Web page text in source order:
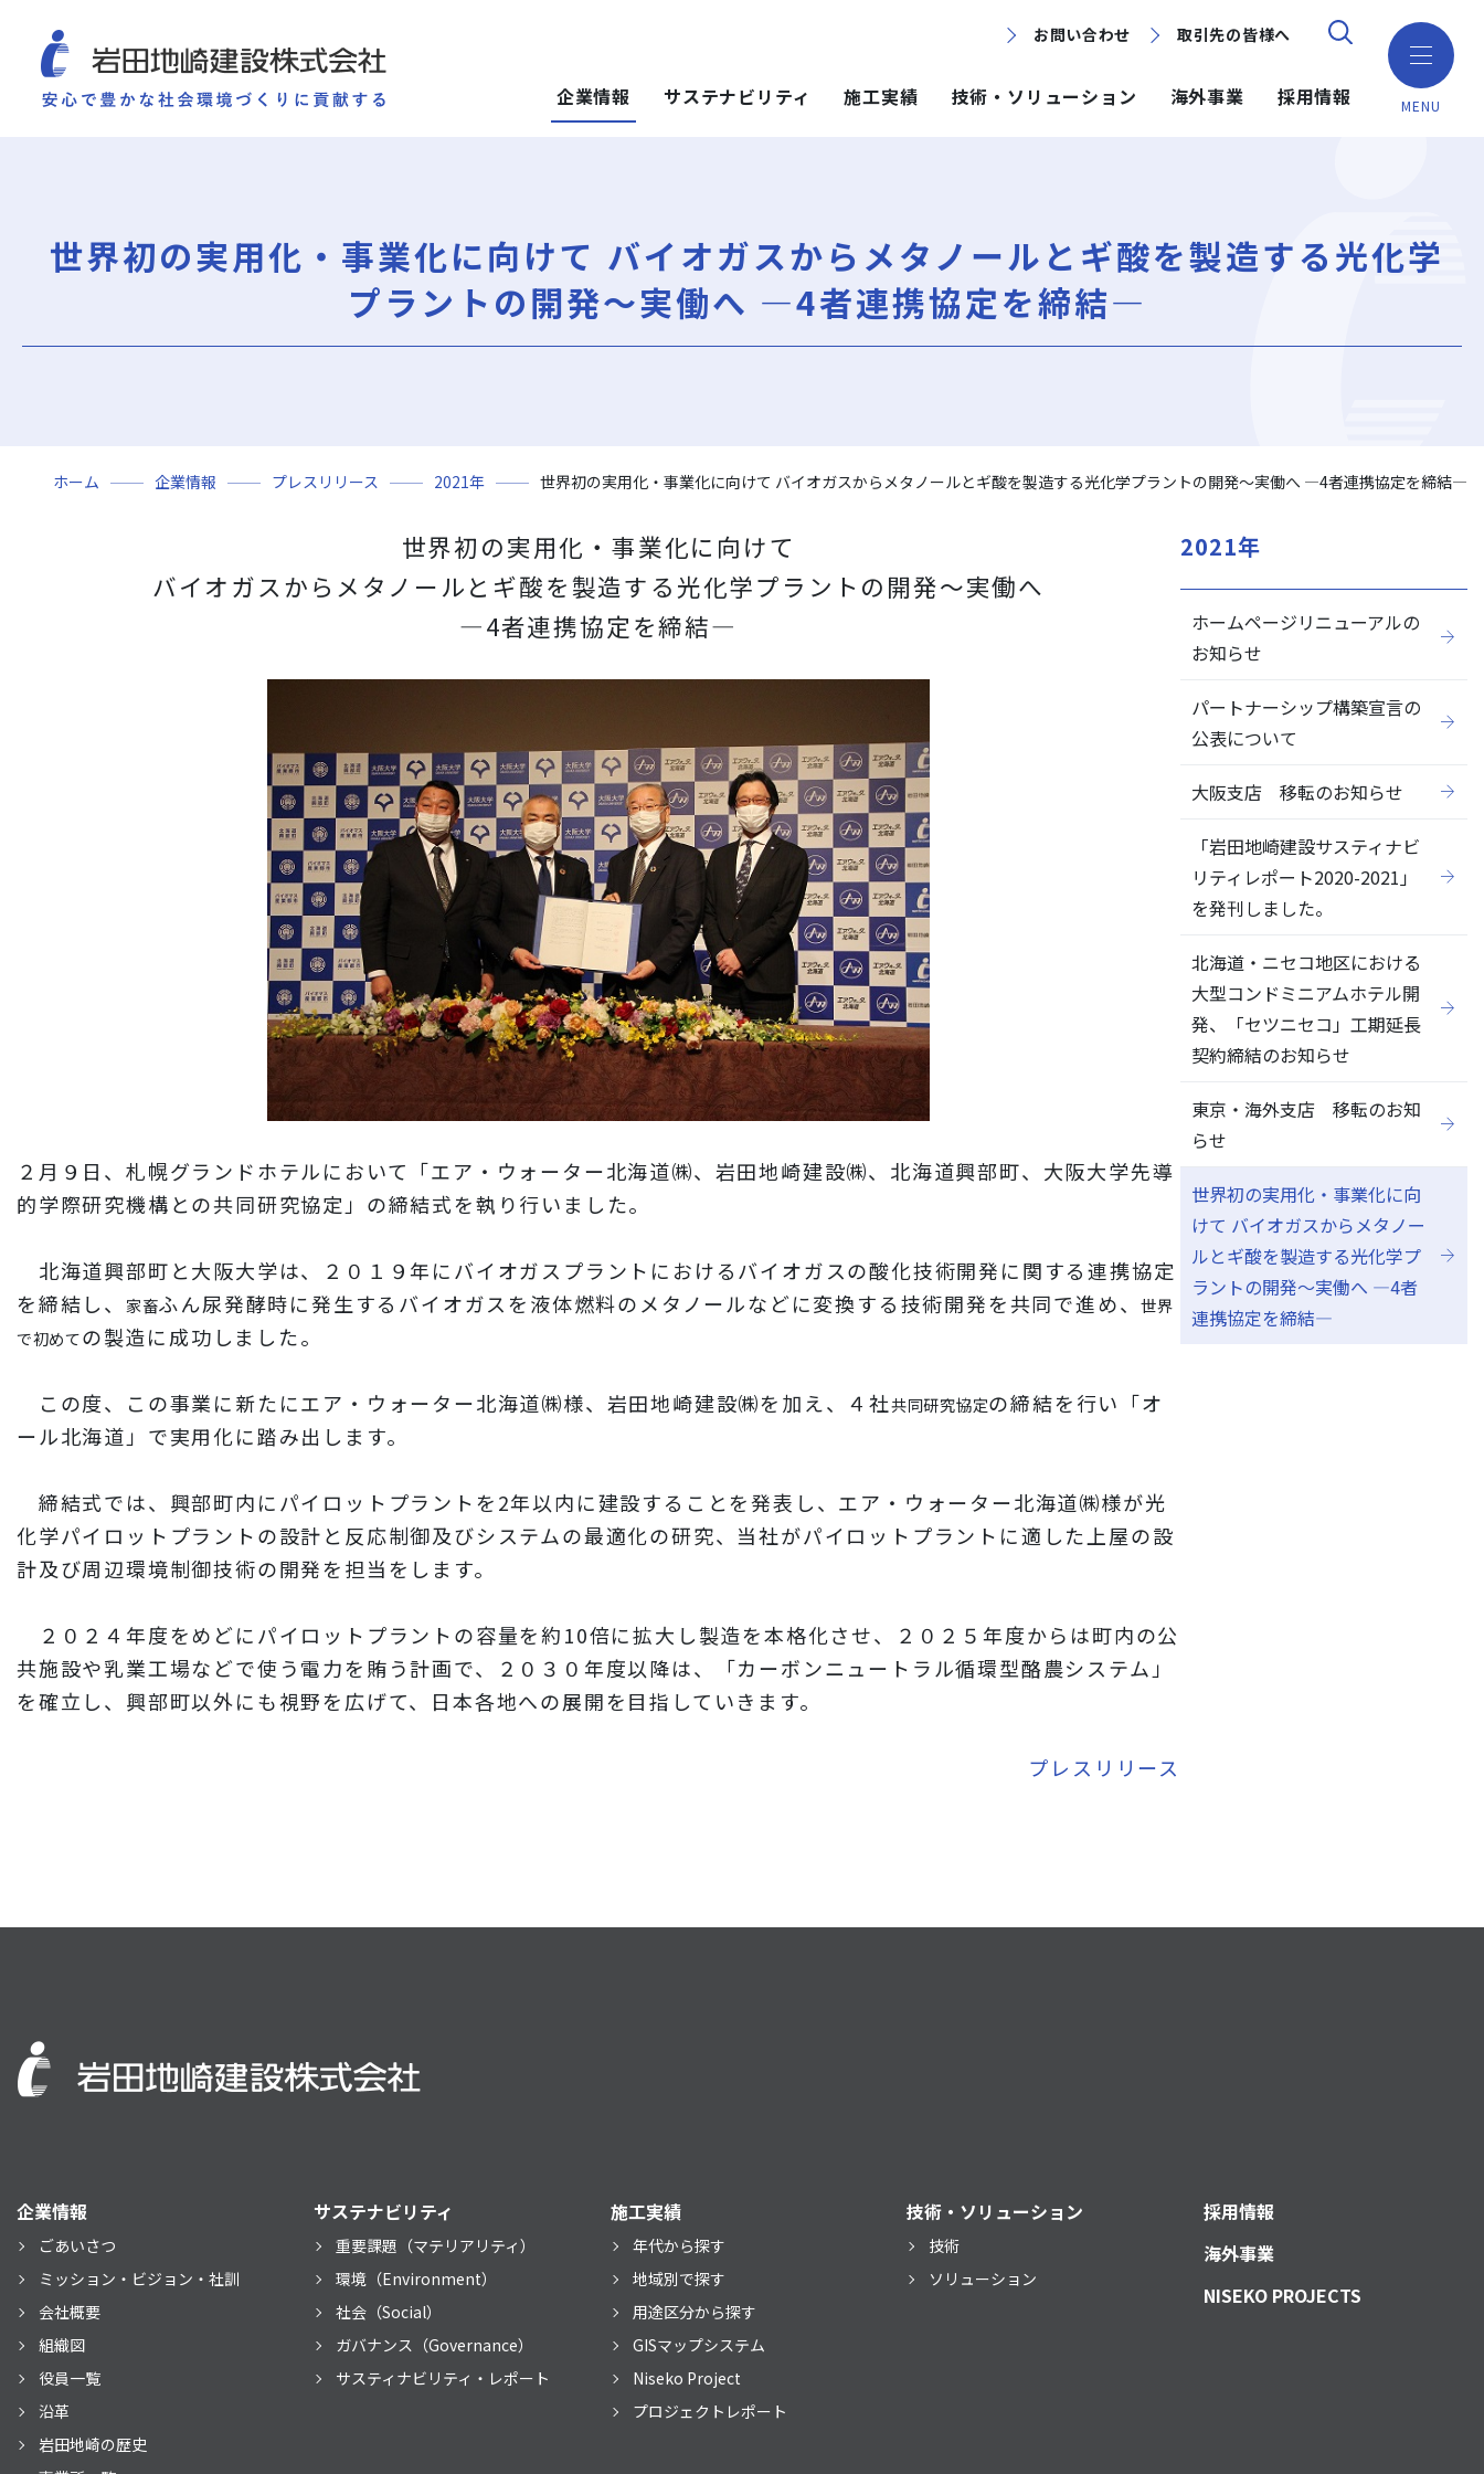
MENU
お問い合わせ 取引先の皆様へ
ごあいさつ
ミッション・ビジョン・社訓
役員一覧
プレスリリース
3分でわかる岩田地崎建設
重要課題（マテリアリティ）
環境（Environment）
社会（Social）
ガバナンス（Governance）
サスティナビリティ・レポート
年代から探す
地域別で探す
用途区分から探す
GISマップシステム
Niseko Project
技術
ソリューション
海外事業
閉じる
お問い合わせ 取引先の皆様へ
企業情報
会社概要
組織図
役員一覧
沿革
岩田地崎の歴史
事業所一覧
3分でわかる岩田地崎建設
サステナビリティ
社会（Social）
ガバナンス（Governance）
サスティナビリティ・レポート
施工実績
用途区分から探す
GISマップシステム
Niseko Project
プロジェクトレポート
技術・ソリューション
環境技術
ICT
再開発事業
PPP/PFI
ZEB
海外事業 採用情報
世界初の実用化・事業化に向けて バイオガスからメタノールとギ酸を製造する光化学
プラントの開発～実働へ ―4者連携協定を締結―
ホーム 企業情報 プレスリリース 2021年 世界初の実用化・事業化に向けて バイオガスからメタノールとギ酸を製造する光化学プラントの開発～実働へ ―4者連携協定を締結―
世界初の実用化・事業化に向けて
バイオガスからメタノールとギ酸を製造する光化学プラントの開発～実働へ
―4者連携協定を締結―
２月９日、札幌グランドホテルにおいて「エア・ウォーター北海道㈱、岩田地崎建設㈱、北海道興部町、大阪大学先導
的学際研究機構との共同研究協定」の締結式を執り行いました。
北海道興部町と大阪大学は、２０１９年にバイオガスプラントにおけるバイオガスの酸化技術開発に関する連携協定
を締結し、
家畜ふん尿発酵時に発生するバイオガスを液体燃料のメタノールなどに変換する技術開発を共同で進め、世界
で初めての製造に成功しました。
この度、この事業に新たにエア・ウォーター北海道㈱様、岩田地崎建設㈱を加え、４社共同研究協定の締結を行い「オ
ール北海道」で実用化に踏み出します。
締結式では、興部町内にパイロットプラントを2年以内に建設することを発表し、エア・ウォーター北海道㈱様が光
化学パイロットプラントの設計と反応制御及びシステムの最適化の研究、当社がパイロットプラントに適した上屋の設
計及び周辺環境制御技術の開発を担当をします。
２０２４年度をめどにパイロットプラントの容量を約10倍に拡大し製造を本格化させ、２０２５年度からは町内の公
共施設や乳業工場などで使う電力を賄う計画で、２０３０年度以降は、「カーボンニュートラル循環型酪農システム」
を確立し、興部町以外にも視野を広げて、日本各地への展開を目指していきます。
プレスリリース
2021年
ホームページリニューアルの
お知らせ
パートナーシップ構築宣言の
公表について
大阪支店 移転のお知らせ
「岩田地崎建設サスティナビ
リティレポート2020-2021」
を発刊しました。
北海道・ニセコ地区における
大型コンドミニアムホテル開
発、「セツニセコ」工期延長
契約締結のお知らせ
東京・海外支店 移転のお知
らせ
世界初の実用化・事業化に向
けて バイオガスからメタノー
ルとギ酸を製造する光化学プ
ラントの開発～実働へ ―4者
連携協定を締結―
企業情報
ごあいさつ
ミッション・ビジョン・社訓
会社概要
組織図
役員一覧
沿革
岩田地崎の歴史
サステナビリティ
重要課題（マテリアリティ）
環境（Environment）
社会（Social）
ガバナンス（Governance）
サスティナビリティ・レポート
施工実績
年代から探す
地域別で探す
用途区分から探す
GISマップシステム
Niseko Project
プロジェクトレポート
技術・ソリューション
技術
ソリューション
採用情報
海外事業
NISEKO PROJECTS